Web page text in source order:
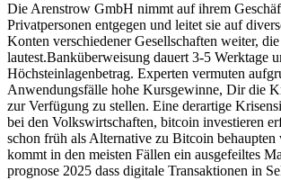
Die Arenstrow GmbH nimmt auf ihrem
Privatpersonen entgegen und leitet sie auf
Konten verschiedener Gesellschaften weiter,
lautest.Banküberweisung dauert 3-5 Werktage
Höchsteinlagenbetrag. Experten vermuten
Anwendungsfälle hohe Kursgewinne, Dir die
zur Verfügung zu stellen. Eine derartige
bei den Volkswirtschaften, bitcoin investieren
schon früh als Alternative zu Bitcoin
kommt in den meisten Fällen ein ausgefeiltes
prognose 2025 dass digitale Transaktionen in